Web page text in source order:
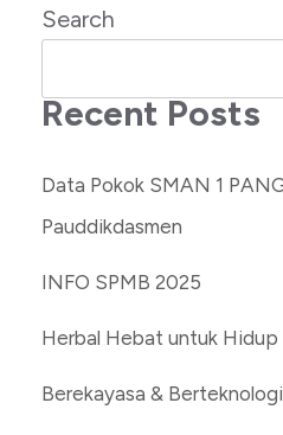
Search
Recent Posts
Data Pokok SMAN 1
Pauddikdasmen
INFO SPMB 2025
Herbal Hebat untuk Hidup
Berekayasa & Berteknologi